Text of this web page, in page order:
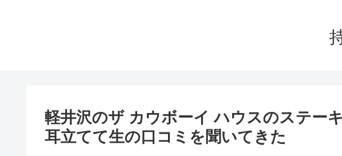
軽井沢のザ カウボーイ ハウスのステー
耳立てて生の口コミを聞いてきた